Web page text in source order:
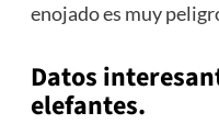
enojado es muy
Datos
elefantes.